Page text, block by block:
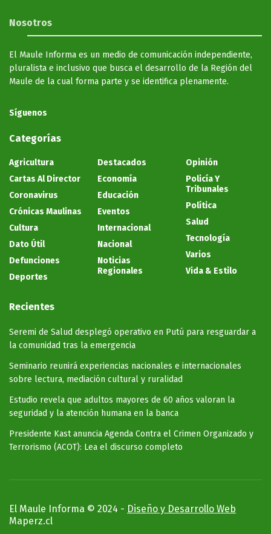
Nosotros
El Maule Informa es un medio de comunicación independiente,
pluralista e inclusivo que busca el desarrollo de la Región del
Maule de la cual forma parte y se identifica plenamente.
Síguenos
Categorías
Agricultura
Cartas Al Director
Coronavirus
Crónicas Maulinas
Cultura
Dato Útil
Defunciones
Deportes
Destacados
Economía
Educación
Eventos
Internacional
Nacional
Noticias
Regionales
Opinión
Policía Y
Tribunales
Política
Salud
Tecnología
Varios
Vida & Estilo
Recientes
Seremi de Salud desplegó operativo en Putú para resguardar a
la comunidad tras la emergencia
Seminario reunirá experiencias nacionales e internacionales
sobre lectura, mediación cultural y ruralidad
Estudio revela que adultos mayores de 60 años valoran la
seguridad y la atención humana en la banca
Presidente Kast anuncia Agenda Contra el Crimen Organizado y
Terrorismo (ACOT): Lea el discurso completo
El Maule Informa © 2024 - Diseño y Desarrollo Web
Maperz.cl